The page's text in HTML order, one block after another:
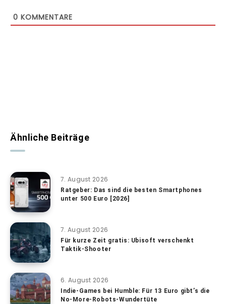
0 KOMMENTARE
Ähnliche Beiträge
7. August 2026
Ratgeber: Das sind die besten Smartphones
unter 500 Euro [2026]
7. August 2026
Für kurze Zeit gratis: Ubisoft verschenkt
Taktik-Shooter
6. August 2026
Indie-Games bei Humble: Für 13 Euro gibt’s die
No-More-Robots-Wundertüte